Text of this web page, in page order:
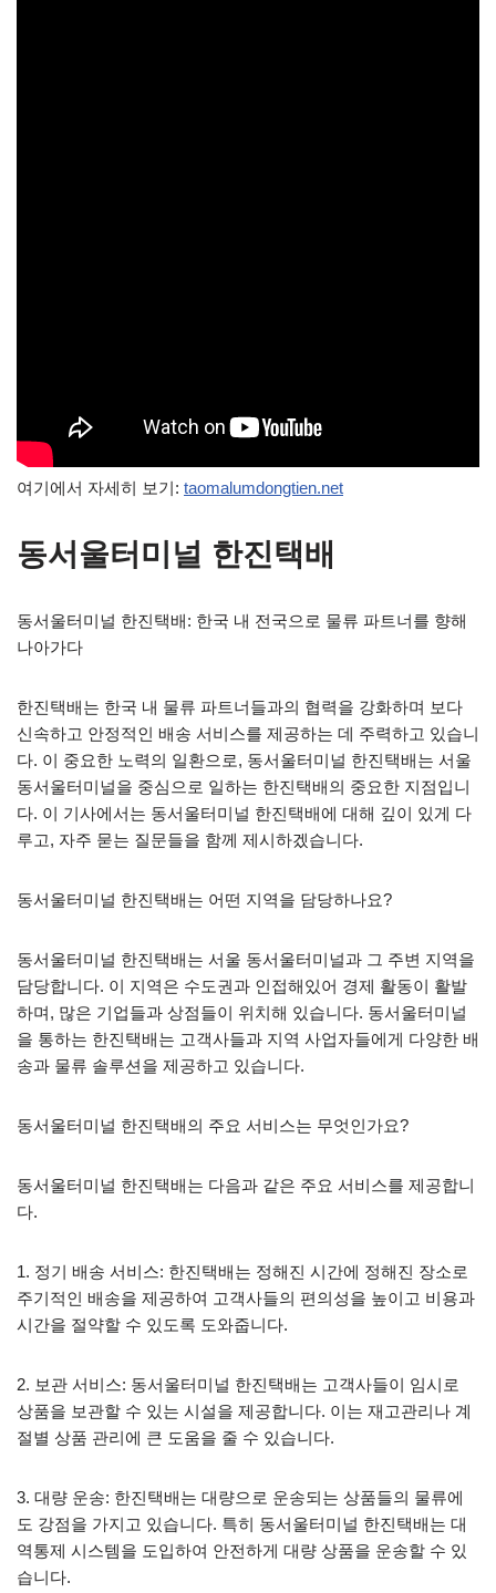
여기에서 자세히 보기: taomalumdongtien.net
동서울터미널 한진택배
동서울터미널 한진택배: 한국 내 전국으로 물류 파트너를 향해
나아가다
한진택배는 한국 내 물류 파트너들과의 협력을 강화하며 보다
신속하고 안정적인 배송 서비스를 제공하는 데 주력하고 있습니
다. 이 중요한 노력의 일환으로, 동서울터미널 한진택배는 서울
동서울터미널을 중심으로 일하는 한진택배의 중요한 지점입니
다. 이 기사에서는 동서울터미널 한진택배에 대해 깊이 있게 다
루고, 자주 묻는 질문들을 함께 제시하겠습니다.
동서울터미널 한진택배는 어떤 지역을 담당하나요?
동서울터미널 한진택배는 서울 동서울터미널과 그 주변 지역을
담당합니다. 이 지역은 수도권과 인접해있어 경제 활동이 활발
하며, 많은 기업들과 상점들이 위치해 있습니다. 동서울터미널
을 통하는 한진택배는 고객사들과 지역 사업자들에게 다양한 배
송과 물류 솔루션을 제공하고 있습니다.
동서울터미널 한진택배의 주요 서비스는 무엇인가요?
동서울터미널 한진택배는 다음과 같은 주요 서비스를 제공합니
다.
1. 정기 배송 서비스: 한진택배는 정해진 시간에 정해진 장소로
주기적인 배송을 제공하여 고객사들의 편의성을 높이고 비용과
시간을 절약할 수 있도록 도와줍니다.
2. 보관 서비스: 동서울터미널 한진택배는 고객사들이 임시로
상품을 보관할 수 있는 시설을 제공합니다. 이는 재고관리나 계
절별 상품 관리에 큰 도움을 줄 수 있습니다.
3. 대량 운송: 한진택배는 대량으로 운송되는 상품들의 물류에
도 강점을 가지고 있습니다. 특히 동서울터미널 한진택배는 대
역통제 시스템을 도입하여 안전하게 대량 상품을 운송할 수 있
습니다.